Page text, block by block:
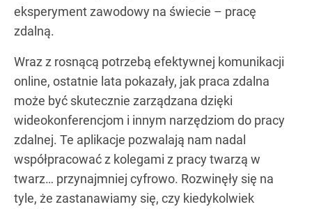
eksperyment zawodowy na świecie – pracę
zdalną.
Wraz z rosnącą potrzebą efektywnej komunikacji
online, ostatnie lata pokazały, jak praca zdalna
może być skutecznie zarządzana dzięki
wideokonferencjom i innym narzędziom do pracy
zdalnej. Te aplikacje pozwalają nam nadal
współpracować z kolegami z pracy twarzą w
twarz… przynajmniej cyfrowo. Rozwinęły się na
tyle, że zastanawiamy się, czy kiedykolwiek